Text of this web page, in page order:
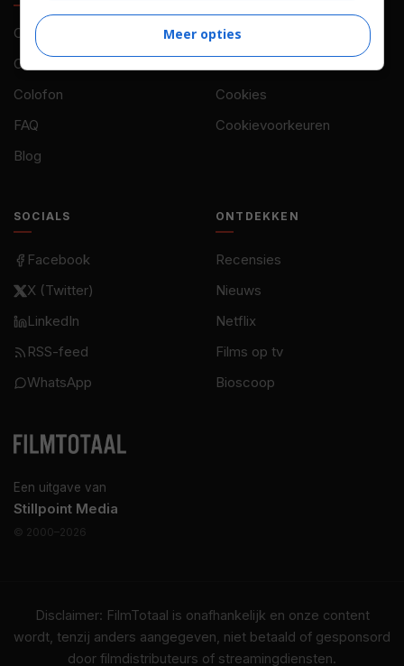
Een uitgave van
Stillpoint Media
© 2000–2026
Contact
Over ons
Colofon
FAQ
Blog
Privacy
Cookies
Cookievoorkeuren
SOCIALS
Facebook
X (Twitter)
LinkedIn
RSS-feed
WhatsApp
ONTDEKKEN
Recensies
Nieuws
Netflix
Films op tv
Bioscoop
Disclaimer: FilmTotaal is onafhankelijk en onze content
wordt, tenzij anders aangegeven, niet betaald of gesponsord
door filmdistributeurs of streamingdiensten.
Meer opties